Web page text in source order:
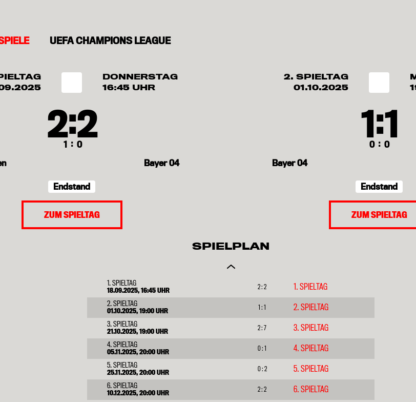
UEFA CHAMPIONS LEAGUE
DONNERSTAG
16:45 UHR
2:2
1 : 0
Bayer 04
Endstand
ZUM SPIELTAG
2. SPIELTAG
01.10.2025
Bayer 04
1 :1
0 : 0
Endstand
ZUM SPIELTAG
SPIELPLAN
1. SPIELTAG
18.09.2025, 16:45 UHR 2 : 2 1. SPIELTAG
2. SPIELTAG
01.10.2025, 19:00 UHR 1 : 1 2. SPIELTAG
3. SPIELTAG
21.10.2025, 19:00 UHR 2 : 7 3. SPIELTAG
4. SPIELTAG
05.11.2025, 20:00 UHR 0 : 1 4. SPIELTAG
5. SPIELTAG
25.11.2025, 20:00 UHR 0 : 2 5. SPIELTAG
6. SPIELTAG
10.12.2025, 20:00 UHR 2 : 2 6. SPIELTAG